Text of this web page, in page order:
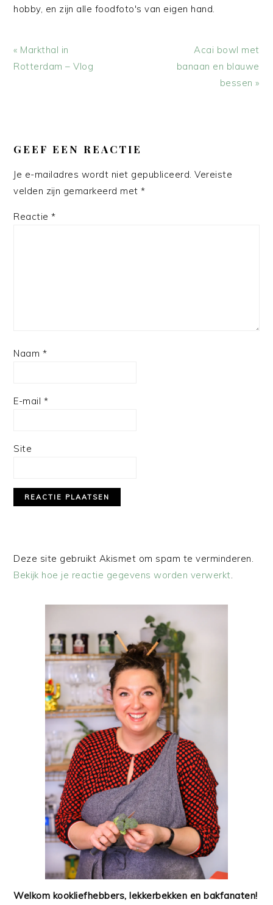
hobby, en zijn alle foodfoto's van eigen hand.
Vorig
bericht:
« Markthal in
Rotterdam – Vlog
Volgend
bericht:
Acai bowl met
banaan en blauwe
bessen »
INTERACTIES
GEEF EEN REACTIE
Je e-mailadres wordt niet gepubliceerd. Vereiste
velden zijn gemarkeerd met*
Reactie*
Naam *
E-mail *
Site
Deze site gebruikt Akismet om spam te verminderen.
Bekijk hoe je reactie gegevens worden verwerkt.
Welkom kookliefhebbers, lekkerbekken en bakfanaten!